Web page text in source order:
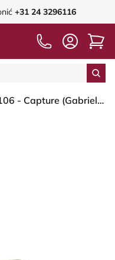
+31 24 3296116
HÅG Capisco 8106 - Capture (Gabriel) - Wełna / Poliamid - CPT5101 - Green-grey - Silver - 200 mm (seat height 46-64cm) - Soft castors for hard floors